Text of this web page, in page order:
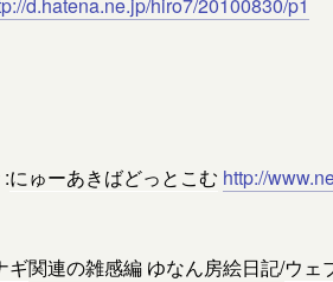
にゅーあきばどっとこむ http://
ギ関連の雑感編 ゆなん房絵日記/ウェ